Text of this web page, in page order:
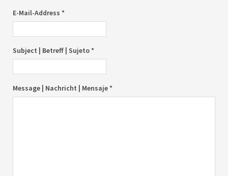
E-Mail-Address *
Subject | Betreff | Sujeto *
Message | Nachricht | Mensaje *